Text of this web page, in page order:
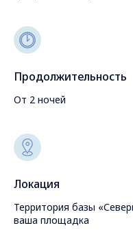
Продолжительность
От 2 ночей
Локация
Территория базы
ваша площадка